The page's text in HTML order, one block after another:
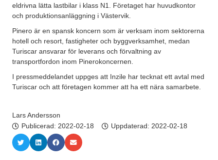
eldrivna lätta lastbilar i klass N1. Företaget har huvudkontor
och produktionsanläggning i Västervik.
Pinero är en spansk koncern som är verksam inom sektorerna
hotell och resort, fastigheter och byggverksamhet, medan
Turiscar ansvarar för leverans och förvaltning av
transportfordon inom Pinerokoncernen.
I pressmeddelandet uppges att Inzile har tecknat ett avtal med
Turiscar och att företagen kommer att ha ett nära samarbete.
Lars Andersson
Publicerad: 2022-02-18 Uppdaterad: 2022-02-18